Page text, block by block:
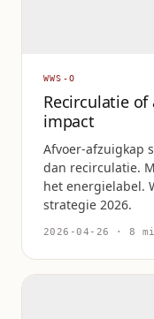
WWS-O
Recirculatie of
impact
Afvoer-afzuigkap
dan recirculatie.
het energielabel.
strategie 2026.
2026-04-26 · 8